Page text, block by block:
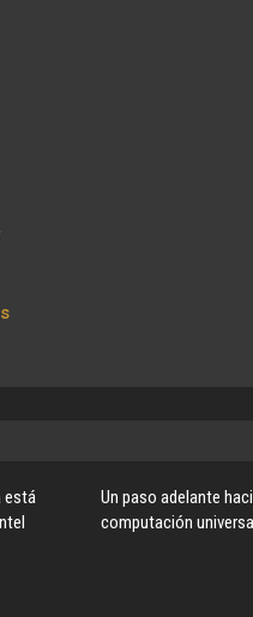
está
Un paso adelante
computación